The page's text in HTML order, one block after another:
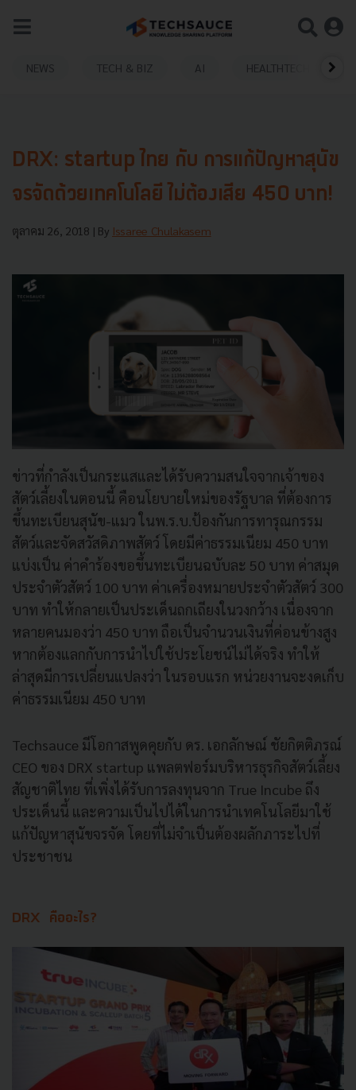
NEWS TECH & BIZ AI HEALTHTECH
DRX: startup ไทย กับ การแก้ปัญหาสุนัข
จรจัดด้วยเทคโนโลยี ไม่ต้องเสีย 450 บาท!
ตุลาคม 26, 2018 | By Issaree Chulakasem
ข่าวที่กำลังเป็นกระแสและได้รับความสนใจจากเจ้าของ
สัตว์เลี้ยงในตอนนี้ คือนโยบายใหม่ของรัฐบาล ที่ต้องการ
ขึ้นทะเบียนสุนัข-แมว ในพ.ร.บ.ป้องกันการทารุณกรรม
สัตว์และจัดสวัสดิภาพสัตว์ โดยมีค่าธรรมเนียม 450 บาท
แบ่งเป็น ค่าคำร้องขอขึ้นทะเบียนฉบับละ 50 บาท ค่าสมุด
ประจำตัวสัตว์ 100 บาท ค่าเครื่องหมายประจำตัวสัตว์ 300
บาท ทำให้กลายเป็นประเด็นถกเถียงในวงกว้าง เนื่องจาก
หลายคนมองว่า 450 บาท ถือเป็นจำนวนเงินที่ค่อนข้างสูง
หากต้องแลกกับการนำไปใช้ประโยชน์ไม่ได้จริง ทำให้
ล่าสุดมีการเปลี่ยนแปลงว่า ในรอบแรก หน่วยงานจะงดเก็บ
ค่าธรรมเนียม 450 บาท
Techsauce มีโอกาสพูดคุยกับ ดร. เอกลักษณ์ ชัยกิตติภรณ์
CEO ของ DRX startup แพลตฟอร์มบริหารธุรกิจสัตว์เลี้ยง
สัญชาติไทย ที่เพิ่งได้รับการลงทุนจาก True Incube ถึง
ประเด็นนี้ และความเป็นไปได้ในการนำเทคโนโลยีมาใช้
แก้ปัญหาสุนัขจรจัด โดยที่ไม่จำเป็นต้องผลักภาระไปที่
ประชาชน
DRX คืออะไร?